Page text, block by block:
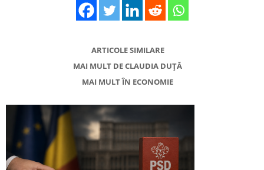
ARTICOLE SIMILARE
MAI MULT DE CLAUDIA DUȚĂ
MAI MULT ÎN ECONOMIE